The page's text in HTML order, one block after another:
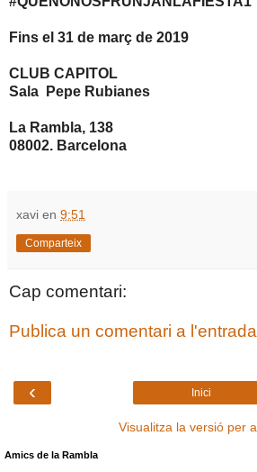
Fins el 31 de març de 2019
CLUB CAPITOL
Sala
Pepe Rubianes
La Rambla, 138
08002. Barcelona
xavi en 9:51
Comparteix
Cap comentari:
Publica un comentari a l'entrada
‹ Inici
Visualitza la versió per
Amics de la Rambla